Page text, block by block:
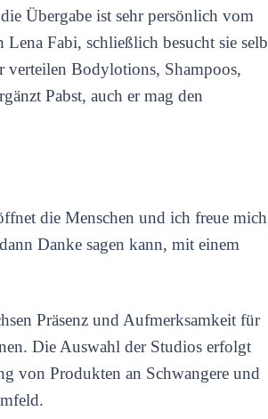
Übergabe ist sehr persönlich vom
Fabi, schließlich besucht sie
Bodylotions, Shampoos,
Pabst, auch er mag den
die Menschen und ich freue mich
Danke sagen kann, mit einem
Präsenz und Aufmerksamkeit für
Die Auswahl der Studios erfolgt
von Produkten an Schwangere und